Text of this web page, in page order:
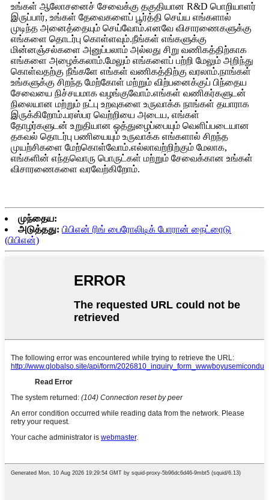
உங்கள் ஆலோசனைச் சேவைக்கு தகுதியான R&D பொறியாளர்
இருப்பார், உங்கள் தேவைகளைப் பூர்த்தி செய்ய எங்களால்
முடிந்த அனைத்தையும் செய்வோம்.எனவே விசாரணைகளுக்கு
எங்களை தொடர்பு கொள்ளவும்.நீங்கள் எங்களுக்கு
மின்னஞ்சல்களை அனுப்பலாம் அல்லது சிறு வணிகத்திற்காக
எங்களை அழைக்கலாம்.மேலும் எங்களைப் பற்றி மேலும் அறிந்து
கொள்வதற்கு நீங்களே எங்கள் வணிகத்திற்கு வரலாம்.நாங்கள்
உங்களுக்கு சிறந்த மேற்கோள் மற்றும் விற்பனைக்குப் பிந்தைய
சேவையை நிச்சயமாக வழங்குவோம்.எங்கள் வணிகர்களுடன்
நிலையான மற்றும் நட்பு உறவுகளை உருவாக்க நாங்கள் தயாராக
இருக்கிறோம்.பரஸ்பர வெற்றியை அடைய, எங்கள்
தோழர்களுடன் உறுதியான ஒத்துழைப்பையும் வெளிப்படையான
தகவல் தொடர்பு பணியையும் உருவாக்க எங்களால் சிறந்த
முயற்சிகளை மேற்கொள்வோம்.எல்லாவற்றிற்கும் மேலாக,
எங்களின் எந்தவொரு பொருட்கள் மற்றும் சேவைக்கான உங்கள்
விசாரணைகளை வரவேற்கிறோம்.
முந்தைய:
அடுத்தது: பிபிஎன் ரிங் பைரோலிடிக் போரான் நைட்ரைடு
(பிபிஎன்)